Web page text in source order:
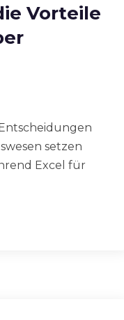
Vorteile
setzen
Excel für